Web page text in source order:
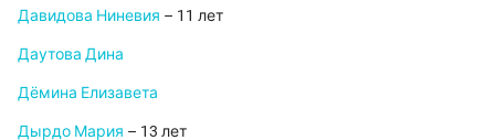
Давидова Ниневия – 11 лет
Даутова Дина
Дёмина Елизавета
Дырдо Мария – 13 лет